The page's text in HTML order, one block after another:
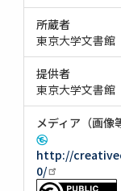
所蔵者
東京大学文書館
提供者
東京大学文書館
メディア（画像
http://
0/